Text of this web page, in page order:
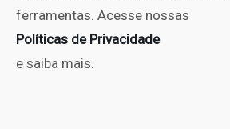
ferramentas. Acesse nossas
Políticas de Privacidade
e saiba mais.